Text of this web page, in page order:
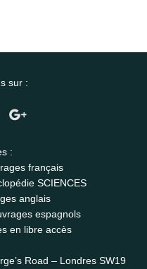
sur :
:
français
SCIENCES
anglais
espagnols
en libre accès
Road – Londres SW19